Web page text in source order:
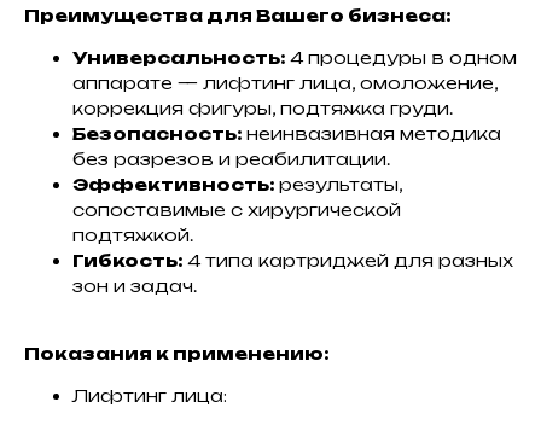
Преимущества для Вашего бизнеса:
Универсальность: 4 процедуры в одном
аппарате — лифтинг лица, омоложение,
коррекция фигуры, подтяжка груди.
Безопасность: неинвазивная методика
без разрезов и реабилитации.
Эффективность: результаты,
сопоставимые с хирургической
подтяжкой.
Гибкость: 4 типа картриджей для разных
зон и задач.
Показания к применению:
Лифтинг лица: